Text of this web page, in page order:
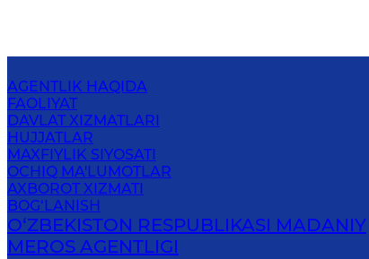
AGENTLIK HAQIDA
FAOLIYAT
DAVLAT XIZMATLARI
HUJJATLAR
MAXFIYLIK SIYOSATI
OCHIQ MA'LUMOTLAR
AXBOROT XIZMATI
BOG‘LANISH
O‘ZBEKISTON RESPUBLIKASI MADANIY
MEROS AGENTLIGI